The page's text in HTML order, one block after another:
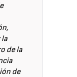
de la
de